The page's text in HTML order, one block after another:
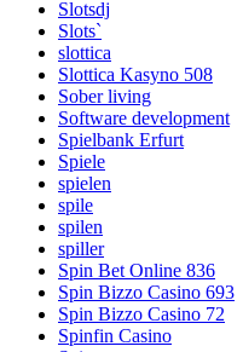
Slotsdj
Slots`
slottica
Slottica Kasyno 508
Sober living
Software development
Spielbank Erfurt
Spiele
spielen
spile
spilen
spiller
Spin Bet Online 836
Spin Bizzo Casino 693
Spin Bizzo Casino 72
Spinfin Casino